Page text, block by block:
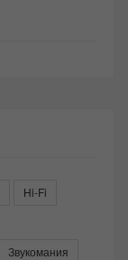
Hi-Fi
Звукомания